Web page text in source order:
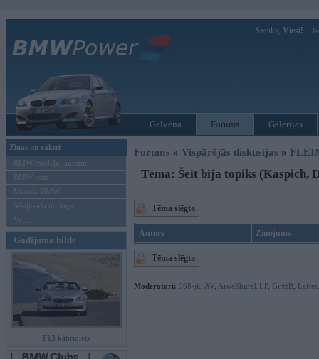
Sveiks, Viesi!
Galvenā Forums Galerijas
Ziņas un raksti
BMW modeļu jaunumi
BMW testi
Mēneša BMW
Sērijveida tūnings
Vel...
Gadījuma bilde
F13 kabriolets
Forums » Vispārējās diskusijas »
Tēma: Šeit bija topiks (Kaspich,
Tēma slēgta
Autors Ziņojums
Tēma slēgta
Moderatori: 968-jk AV AiwaShuraLLP, GirtzB Lafter